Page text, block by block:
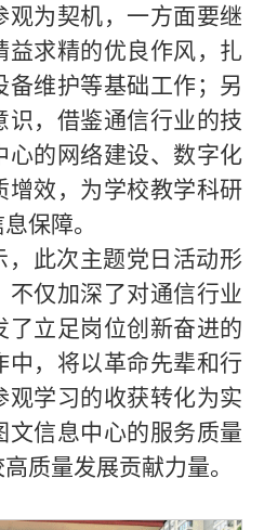
观为契机，一方面要继
益求精的优良作风，扎
备维护等基础工作；另
识，借鉴通信行业的技
心的网络建设、数字化
增效，为学校教学科研
保障。
，此次主题党日活动形
不仅加深了对通信行业
了立足岗位创新奋进的
中，将以革命先辈和行
观学习的收获转化为实
文信息中心的服务质量
质量发展贡献力量。